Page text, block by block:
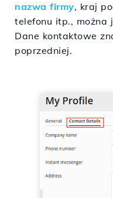
nazwa firmy, kraj
telefonu itp., można
Dane kontaktowe
poprzedniej.